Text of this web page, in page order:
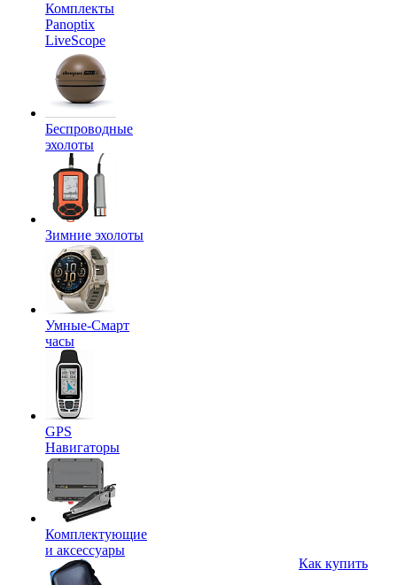
Комплекты
Panoptix
LiveScope
Беспроводные
эхолоты
Зимние эхолоты
Умные-Смарт
часы
GPS
Навигаторы
Комплектующие
и аксессуары
Как купить